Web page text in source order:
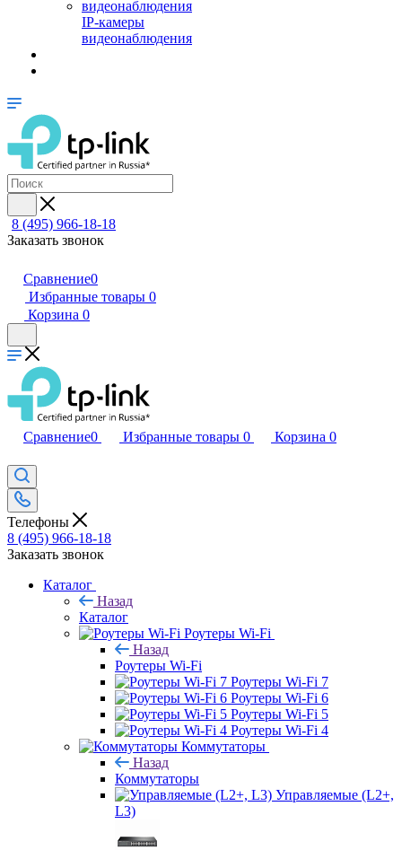
IP-камеры
видеонаблюдения
8 (495) 966-18-18
Заказать звонок
Сравнение0
Избранные товары 0
Корзина 0
Сравнение0 Избранные товары 0 Корзина 0
Телефоны
8 (495) 966-18-18
Заказать звонок
Каталог
Назад
Каталог
Роутеры Wi-Fi
Назад
Роутеры Wi-Fi
Роутеры Wi-Fi 7
Роутеры Wi-Fi 6
Роутеры Wi-Fi 5
Роутеры Wi-Fi 4
Коммутаторы
Назад
Коммутаторы
Управляемые (L2+,
L3)